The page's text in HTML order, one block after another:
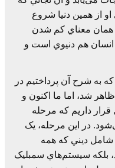
از همين دنيا شروع
همان معناي کم شدن
هم دنيوي است و
به شرح آن پرداختيم در
ظاهر شد، اما ما اکنون و
داريم که مرحله
در اين مرحله، يک
ديني که همه
بلکه سيستم‌هاي سمبليک